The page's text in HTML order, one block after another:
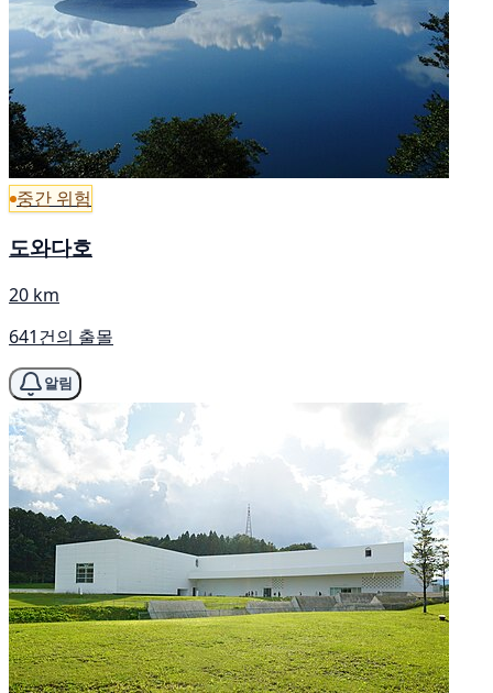
중간 위험
도와다호
20 km
641건의 출몰
알림